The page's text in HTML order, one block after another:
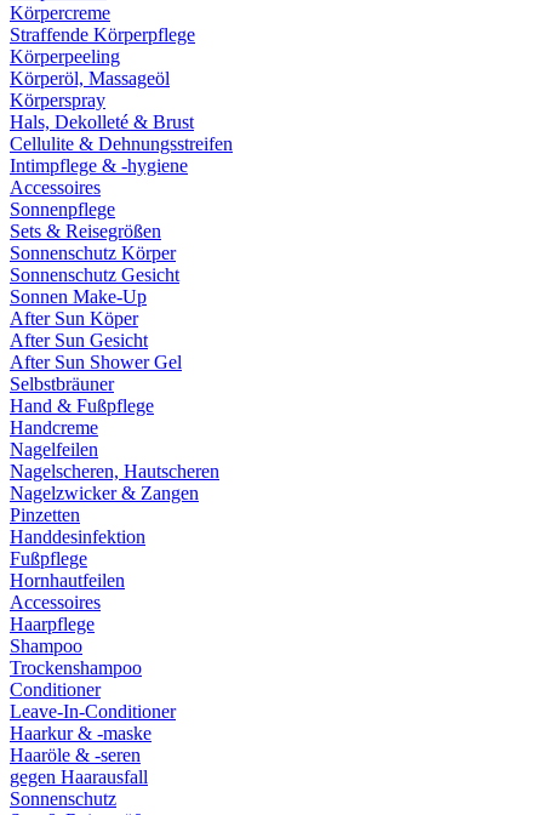
Körpercreme
Straffende Körperpflege
Körperpeeling
Körperöl, Massageöl
Körperspray
Hals, Dekolleté & Brust
Cellulite & Dehnungsstreifen
Intimpflege & -hygiene
Accessoires
Sonnenpflege
Sets & Reisegrößen
Sonnenschutz Körper
Sonnenschutz Gesicht
Sonnen Make-Up
After Sun Köper
After Sun Gesicht
After Sun Shower Gel
Selbstbräuner
Hand & Fußpflege
Handcreme
Nagelfeilen
Nagelscheren, Hautscheren
Nagelzwicker & Zangen
Pinzetten
Handdesinfektion
Fußpflege
Hornhautfeilen
Accessoires
Haarpflege
Shampoo
Trockenshampoo
Conditioner
Leave-In-Conditioner
Haarkur & -maske
Haaröle & -seren
gegen Haarausfall
Sonnenschutz